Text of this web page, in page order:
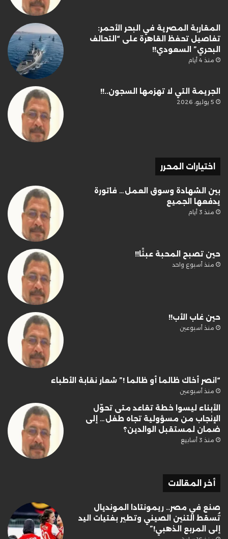
المقاربة المصرية في البحر الأحمر:
تفاصيل تحفظ القاهرة على “التحالف
البحري” السعودي!!
منذ 4 أيام
الجريمة التي لا تهزمها السجون..!!
5 يوليو، 2026
اختيارات المحرر
بين الشهادة وسوق العمل… فاتورة
يدفعها الجميع
منذ 3 أيام
حين تصبح المحبة عبئًا!!
منذ أسبوع واحد
حين غاب الأب!!
منذ أسبوعين
“انصر أخاك ظالما أو ظالما !” شعار نقابة الأطباء
منذ أسبوعين
الأبناء ليسوا خطة تقاعد متى تحوّل
الإنجاب من مسؤولية تجاه طفل… إلى
ضمان لمستقبل الوالدين؟
منذ 3 أسابيع
أخر المقالات
صنع في مصر.. ريمونتادا المونديال
تُسقط التنين الصيني وتطير بفتيات اليد
إلى المربع الذهبي!”